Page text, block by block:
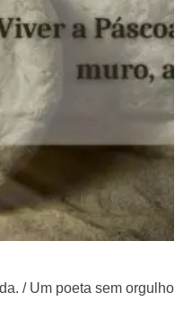
/ Um poeta sem orgulho